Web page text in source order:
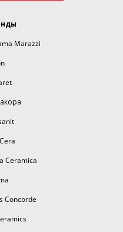
Marazzi
Ceramica
Concorde